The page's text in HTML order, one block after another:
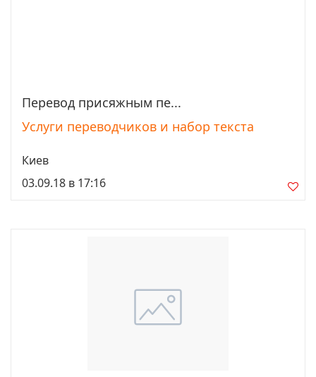
Просмотреть
Перевод присяжным пе...
Услуги переводчиков и набор текста
Киев
03.09.18 в 17:16